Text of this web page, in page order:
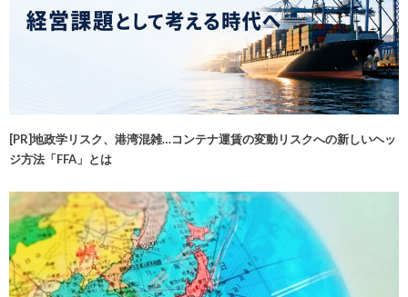
[PR]地政学リスク、港湾混雑…コンテナ運賃の変動リスクへの新しいヘッ
ジ方法「FFA」とは